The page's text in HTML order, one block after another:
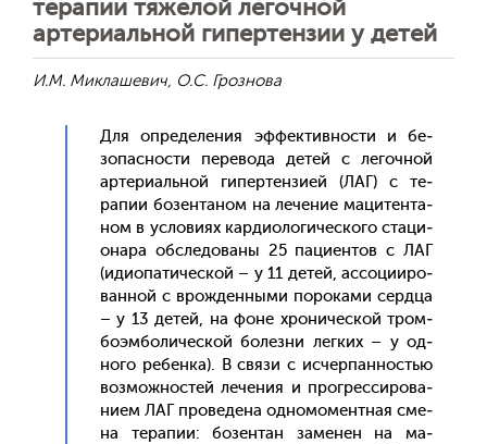
терапии тяжелой легочной
артериальной гипертензии у детей
И.М. Миклашевич, О.С. Грознова
Для оп­ре­деле­ния эф­фектив­ности и бе­
зопас­ности пе­рево­да де­тей с ле­гоч­ной
ар­те­ри­аль­ной ги­пер­тензи­ей (ЛАГ) с те­
рапии бо­зен­та­ном на ле­чение ма­цитен­та­
ном в ус­ло­ви­ях кар­ди­оло­гичес­ко­го ста­ци­
она­ра об­сле­дова­ны 25 па­ци­ен­тов с ЛАГ
(иди­опа­тичес­кой – у 11 де­тей, ас­со­ци­иро­
ван­ной с врож­денны­ми по­рока­ми сер­дца
– у 13 де­тей, на фо­не хро­ничес­кой тром­
бо­эм­бо­личес­кой бо­лез­ни лег­ких – у од­
но­го ре­бен­ка). В свя­зи с ис­черпан­ностью
воз­можнос­тей ле­чения и прог­ресси­рова­
ни­ем ЛАГ про­веде­на од­но­момен­тная сме­
на те­рапии: бо­зен­тан за­менен на ма­